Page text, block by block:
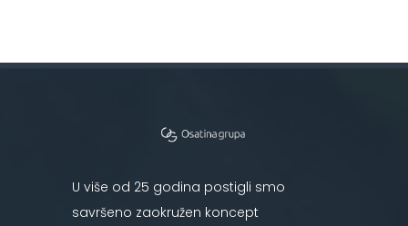
U više od 25 godina postigli smo
savršeno zaokružen koncept